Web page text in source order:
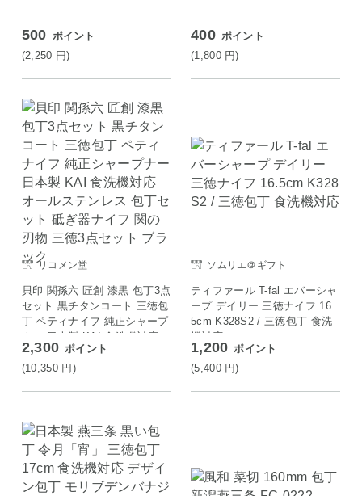
500 ポイント
(2,250 円)
400 ポイント
(1,800 円)
リコメン堂
貝印 関孫六 匠創 漆黒 包丁3点
セット 黒チタンコート 三徳包
丁 ペティナイフ 純正シャープ
ナー 日本製 KAI 食洗機対応
オールステンレス 包丁セット
砥ぎ器ナイフ 関の刃物 三徳3
2,300 ポイント
(10,350 円)
ソムリエ＠ギフト
ティファール T-fal エバーシャ
ープ デイリー 三徳ナイフ 16.
5cm K328S2 / 三徳包丁 食洗
機対応
1,200 ポイント
(5,400 円)